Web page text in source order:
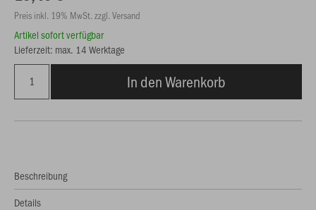
Preis inkl. 19% MwSt. zzgl. Versand
Artikel sofort verfügbar
Lieferzeit: max. 14 Werktage
In den Warenkorb
Beschreibung
Details